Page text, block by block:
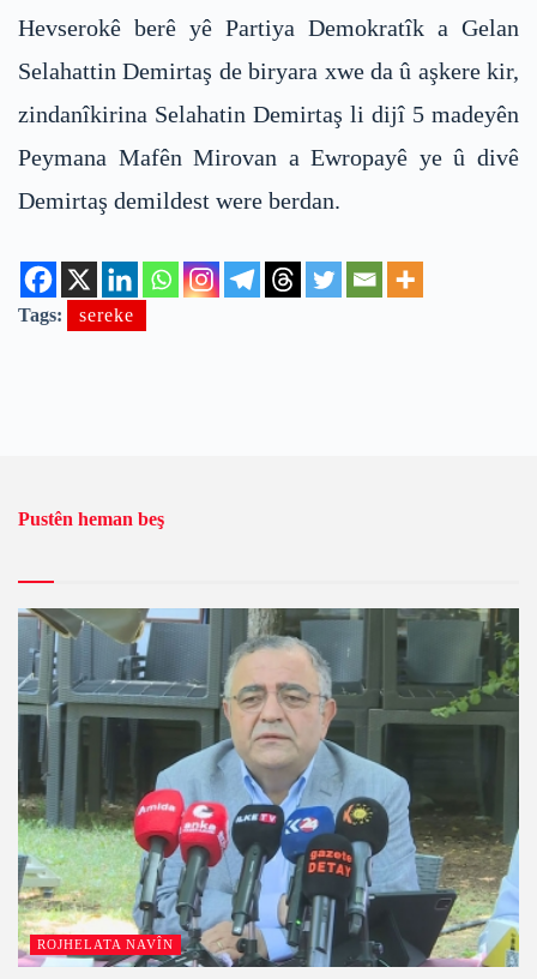
Hevserokê berê yê Partiya Demokratîk a Gelan
Selahattin Demirtaş de biryara xwe da û aşkere kir,
zindanîkirina Selahatin Demirtaş li dijî 5 madeyên
Peymana Mafên Mirovan a Ewropayê ye û divê
Demirtaş demildest were berdan.
Tags: sereke
Pustên heman beş
ROJHELATA NAVÎN